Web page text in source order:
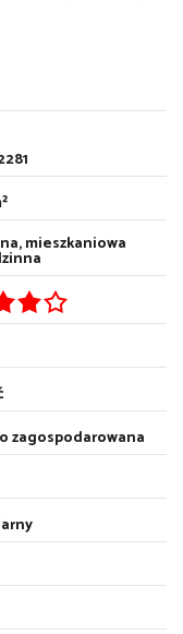
mieszkaniowa
zagospodarowana